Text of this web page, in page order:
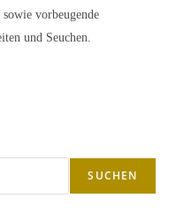
vorbeugende
und Seuchen.
SUCHEN